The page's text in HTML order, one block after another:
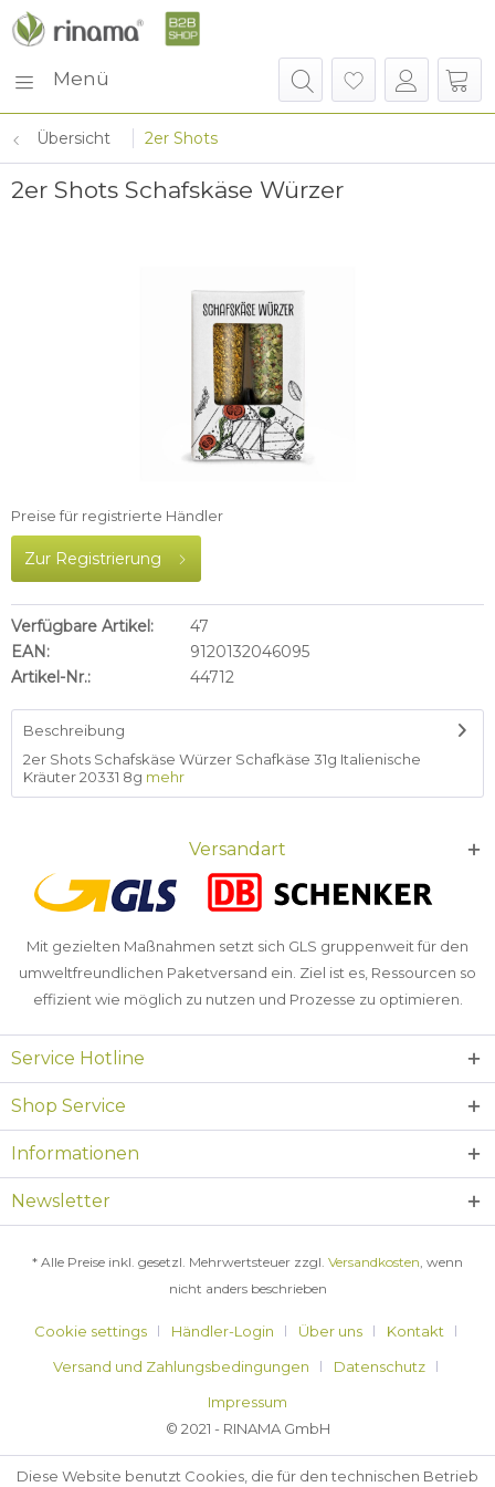
Menü
Übersicht 2er Shots
2er Shots Schafskäse Würzer
Preise für registrierte Händler
Zur Registrierung
Verfügbare Artikel:
47
EAN:
9120132046095
Artikel-Nr.:
44712
Beschreibung
2er Shots Schafskäse Würzer Schafkäse 31g Italienische
Kräuter 20331 8g mehr
Versandart
Mit gezielten Maßnahmen setzt sich GLS gruppenweit für den
umweltfreundlichen Paketversand ein. Ziel ist es, Ressourcen so
effizient wie möglich zu nutzen und Prozesse zu optimieren.
Service Hotline
Shop Service
Informationen
Newsletter
* Alle Preise inkl. gesetzl. Mehrwertsteuer zzgl. Versandkosten, wenn
nicht anders beschrieben
Cookie settings Händler-Login Über uns
Kontakt
Versand und Zahlungsbedingungen
Datenschutz
Impressum
© 2021 - RINAMA GmbH
Diese Website benutzt Cookies, die für den technischen Betrieb